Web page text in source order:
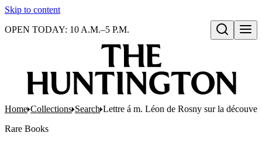
Skip to content
Open search
OPEN TODAY: 10 A.M.–5 P.M.
Home Collections Search Lettre á m. Léon de Rosny sur la
Rare Books